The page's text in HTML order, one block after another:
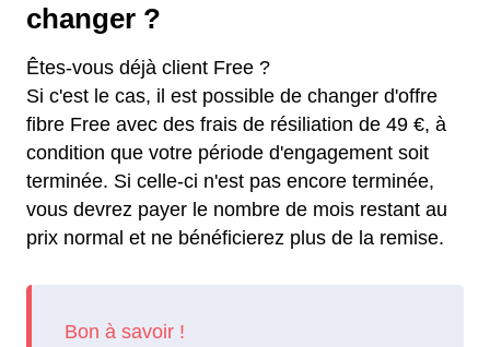
changer ?
Êtes-vous déjà client Free ?
Si c'est le cas, il est possible de changer d'offre
fibre Free avec des frais de résiliation de 49 €, à
condition que votre période d'engagement soit
terminée. Si celle-ci n'est pas encore terminée,
vous devrez payer le nombre de mois restant au
prix normal et ne bénéficierez plus de la remise.